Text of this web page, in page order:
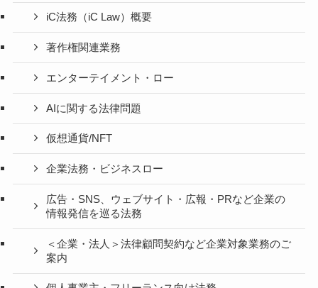
iC法務（iC Law）概要
著作権関連業務
エンターテイメント・ロー
AIに関する法律問題
仮想通貨/NFT
企業法務・ビジネスロー
広告・SNS、ウェブサイト・広報・PRなど企業の
情報発信を巡る法務
＜企業・法人＞法律顧問契約など企業対象業務のご
案内